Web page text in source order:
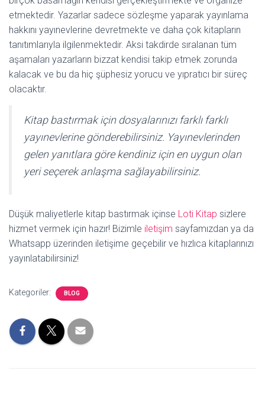
etmektedir. Yazarlar sadece sözleşme yaparak yayınlama
hakkını yayınevlerine devretmekte ve daha çok kitapların
tanıtımlarıyla ilgilenmektedir. Aksi takdirde sıralanan tüm
aşamaları yazarların bizzat kendisi takip etmek zorunda
kalacak ve bu da hiç şüphesiz yorucu ve yıpratıcı bir süreç
olacaktır.
Kitap bastırmak için dosyalarınızı farklı farklı
yayınevlerine gönderebilirsiniz. Yayınevlerinden
gelen yanıtlara göre kendiniz için en uygun olan
yeri seçerek anlaşma sağlayabilirsiniz.
Düşük maliyetlerle kitap bastırmak içinse Loti Kitap sizlere
hizmet vermek için hazır! Bizimle iletişim sayfamızdan ya da
Whatsapp üzerinden iletişime geçebilir ve hızlıca kitaplarınızı
yayınlatabilirsiniz!
Kategoriler: BLOG